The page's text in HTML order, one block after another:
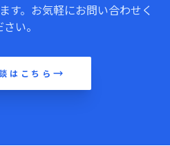
す。お気軽にお問い合わせく
さい。
はこちら